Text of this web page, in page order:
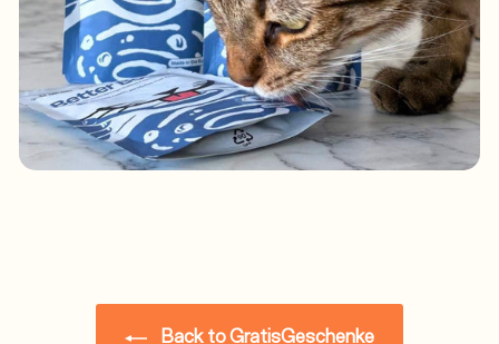
Back to GratisGeschenke